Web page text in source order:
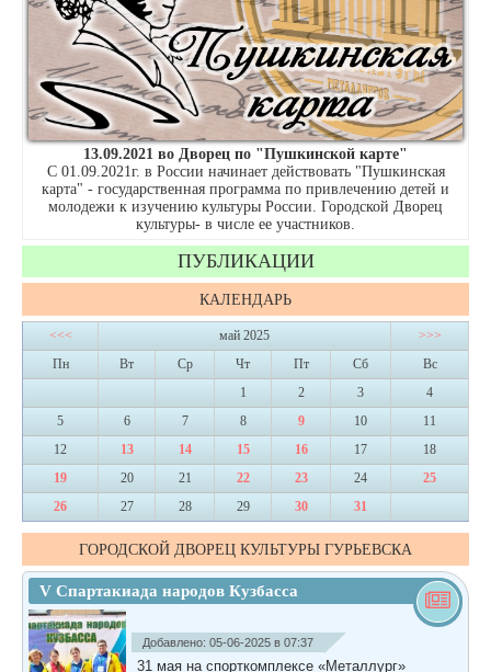
13.09.2021 во Дворец по "Пушкинской карте"
С 01.09.2021г. в России начинает действовать "Пушкинская
карта" - государственная программа по привлечению детей и
молодежи к изучению культуры России. Городской Дворец
культуры- в числе ее участников.
ПУБЛИКАЦИИ
КАЛЕНДАРЬ
<<< май 2025
>>>
Пн
Вт Ср Чт Пт Сб
Вс
1
2 3
4
5
6 7 8 9 10
11
12
13 14 15 16 17
18
19
20 21 22 23 24
25
26
27 28 29 30 31
ГОРОДСКОЙ ДВОРЕЦ КУЛЬТУРЫ ГУРЬЕВСКА
V Спартакиада народов Кузбасса
Добавлено: 05-06-2025 в 07:37
31 мая на спорткомплексе «Металлург»